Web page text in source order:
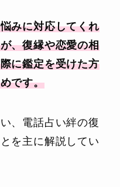
みに対応してくれ
、復縁や恋愛の相
に鑑定を受けた方
です。
、電話占い絆の復
を主に解説してい